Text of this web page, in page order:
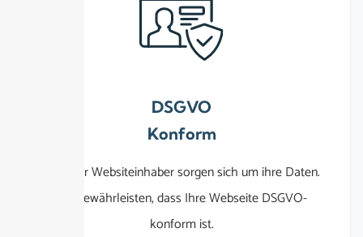
DSGVO
Konform
der Websiteinhaber sorgen sich um ihre Daten.
Wir gewährleisten, dass Ihre Webseite DSGVO-
konform ist.